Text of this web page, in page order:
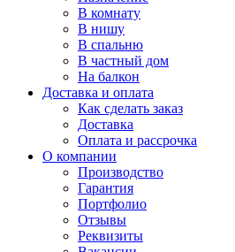
В комнату
В нишу
В спальню
В частный дом
На балкон
Доставка и оплата
Как сделать заказ
Доставка
Оплата и рассрочка
О компании
Производство
Гарантия
Портфолио
Отзывы
Реквизиты